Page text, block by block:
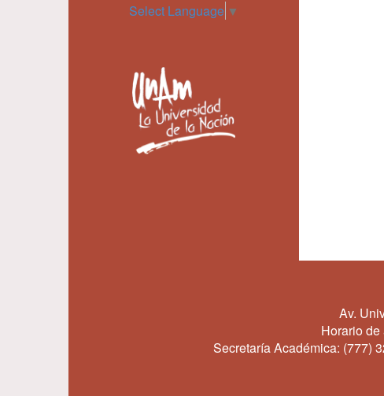
Select Language ▼
Av.
Horario
Secretaría Académica: (777)